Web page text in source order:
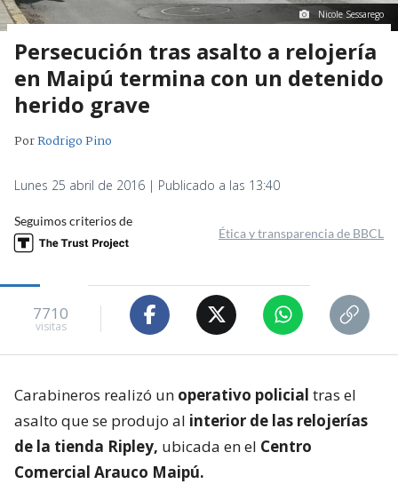
Nicole Sessarego
Persecución tras asalto a relojería
en Maipú termina con un detenido
herido grave
PorRodrigo Pino
Lunes 25 abril de 2016 | Publicado a las 13:40
Seguimos criterios de
Ética y transparencia de BBCL
7710
visitas
Carabineros realizó un operativo policial tras el
asalto que se produjo al interior de las relojerías
de la tienda Ripley, ubicada en el Centro
Comercial Arauco Maipú.